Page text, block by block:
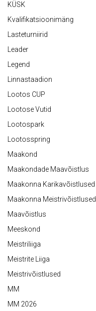
KÜSK
Kvalifikatsioonimäng
Lasteturniirid
Leader
Legend
Linnastaadion
Lootos CUP
Lootose Vutid
Lootospark
Lootosspring
Maakond
Maakondade Maavõistlus
Maakonna Karikavõistlused
Maakonna Meistrivõistlused
Maavõistlus
Meeskond
Meistriliiga
Meistrite Liiga
Meistrivõistlused
MM
MM 2026